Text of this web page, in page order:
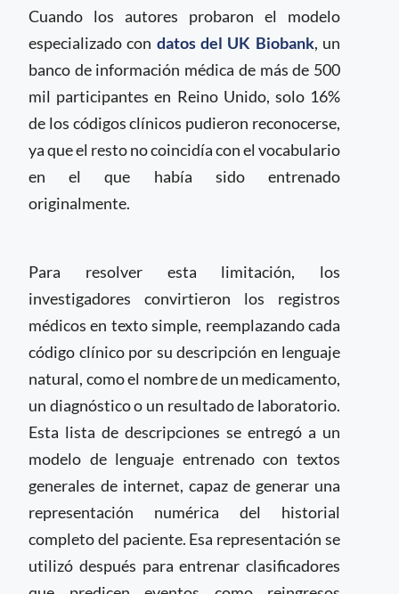
Cuando los autores probaron el modelo
especializado con datos del UK Biobank, un
banco de información médica de más de 500
mil participantes en Reino Unido, solo 16%
de los códigos clínicos pudieron reconocerse,
ya que el resto no coincidía con el vocabulario
en el que había sido entrenado
originalmente.
Para resolver esta limitación, los
investigadores convirtieron los registros
médicos en texto simple, reemplazando cada
código clínico por su descripción en lenguaje
natural, como el nombre de un medicamento,
un diagnóstico o un resultado de laboratorio.
Esta lista de descripciones se entregó a un
modelo de lenguaje entrenado con textos
generales de internet, capaz de generar una
representación numérica del historial
completo del paciente. Esa representación se
utilizó después para entrenar clasificadores